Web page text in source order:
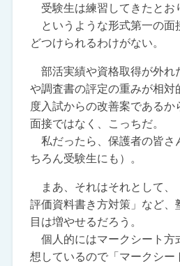
受験生は練習してきたとお
というような形式第一の面
どつけられるわけがない。
部活実績や資格取得が外れ
や調査書の評定の重みが相対
度入試からの改善案であるか
面接ではなく、こっちだ。
私だったら、保護者の皆さ
ちろん受験生にも）。
まあ、それはそれとして、
評価資料書き方対策」など、
目は増やせるだろう。
個人的にはマークシート方
想しているので「マークシー